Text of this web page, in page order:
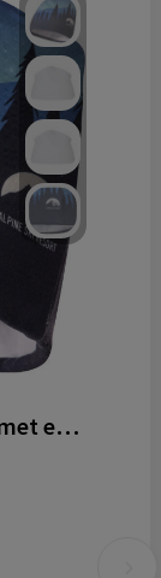
Loki sublimatie RPET beanie met een fleecelaag